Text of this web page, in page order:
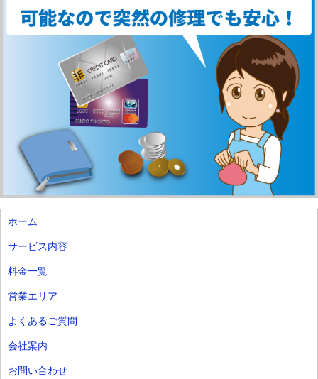
ホーム
サービス内容
料金一覧
営業エリア
よくあるご質問
会社案内
お問い合わせ